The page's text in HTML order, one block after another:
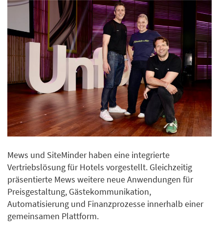
Mews und SiteMinder haben eine integrierte
Vertriebslösung für Hotels vorgestellt. Gleichzeitig
präsentierte Mews weitere neue Anwendungen für
Preisgestaltung, Gästekommunikation,
Automatisierung und Finanzprozesse innerhalb einer
gemeinsamen Plattform.